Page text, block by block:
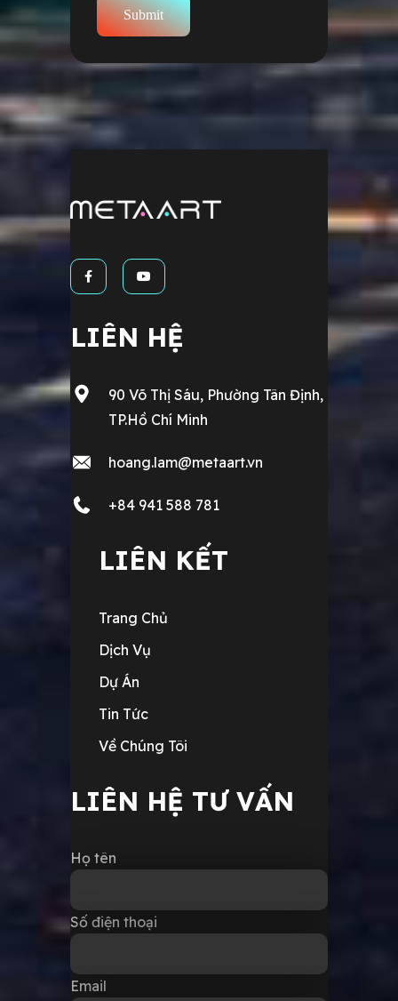
LIÊN HỆ
90 Võ Thị Sáu, Phường Tân Định,
TP.Hồ Chí Minh
hoang.lam@metaart.vn
+84 941 588 781
LIÊN KẾT
Trang Chủ
Dịch Vụ
Dự Án
Tin Tức
Về Chúng Tôi
LIÊN HỆ TƯ VẤN
Họ tên
Số điện thoại
Email